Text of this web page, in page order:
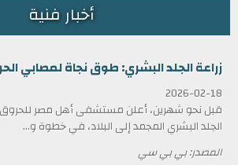
أخبار فنية
زراعة الجلد البشري: طوق نجاة لمصابي
2026-02-18
قبل نحو شهرين، أعلن مستشفى أهل مصر
الجلد البشري المجمد إلى البلاد، في خطوة و...
المصدر: بي بي سي